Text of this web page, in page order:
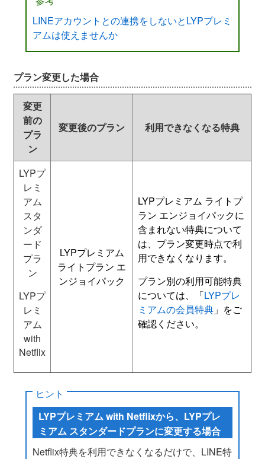
LINEアカウントとの連携をしないとLYPプレミ
アムは使えませんか
プラン変更した場合
変更
前の
プラ
ン
変更後のプラン 利用できなくなる特典
LYPプ
レミ
アム
スタ
ンダ
ード
プラ
ン
LYPプ
レミ
アム
with
Netflix
LYPプレミアム
ライトプラン エ
ンジョイパック
LYPプレミアム ライトプ
ラン エンジョイパックに
含まれない特典について
は、プラン変更時点で利
用できなくなります。
プラン別の利用可能特典
については、「LYPプレ
ミアムの会員特典 」をご
確認ください。
ヒント
LYPプレミアム with Netflixから、LYPプレ
ミアム スタンダードプランに変更する場合
Netflix特典を利用できなくなるだけで、LINE特